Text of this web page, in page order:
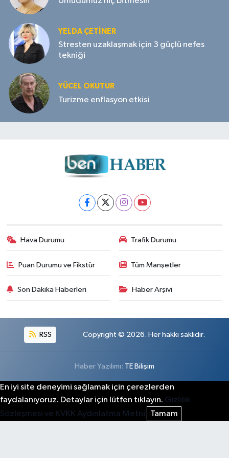
YELDA ÇETİNER
Stresten uzaklaşmak için 3 güçlü nefes
tekniği
YÜCEL OKUTUR
Turizme enflasyon etkisi
Hava Durumu Trafik Durumu
Puan Durumu ve Fikstür Tüm Manşetler
Son Dakika Haberleri Haber Arşivi
RSS Copyright © 2026. Her hakkı saklıdır.
Haber Yazılımı: TE Bilişim
En iyi site deneyimi sağlamak için çerezlerden
faydalanıyoruz. Detaylar için lütfen tıklayın. Gizlilik
Sözleşmesi ve KVKK Aydınlatma Metni
Tamam